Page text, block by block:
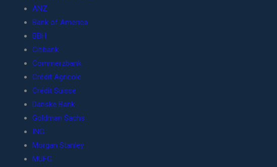
ANZ
Bank of America
BBH
Citibank
Commerzbank
Crédit Agricole
Crédit Suisse
Danske Bank
Goldman Sachs
ING
Morgan Stanley
MUFG